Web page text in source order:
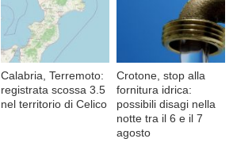
Calabria, Terremoto:
registrata scossa 3.5
nel territorio di Celico
Crotone, stop alla
fornitura idrica:
possibili disagi nella
notte tra il 6 e il 7
agosto